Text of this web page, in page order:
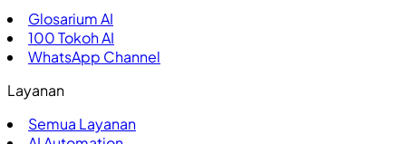
Glosarium AI
100Tokoh AI
WhatsApp Channel
Layanan
Semua Layanan